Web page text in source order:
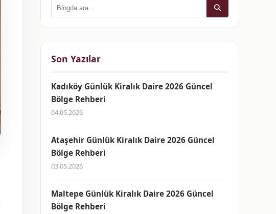
Son Yazılar
Kadıköy Günlük Kiralık Daire 2026 Güncel
Bölge Rehberi
04.05.2026
Ataşehir Günlük Kiralık Daire 2026 Güncel
Bölge Rehberi
03.05.2026
Maltepe Günlük Kiralık Daire 2026 Güncel
Bölge Rehberi